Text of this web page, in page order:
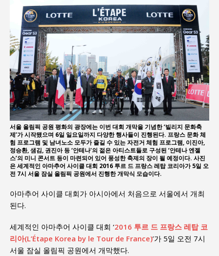
서울 올림픽 공원 평화의 광장에는 이번 대회 개막을 기념한 ‘빌리지 문화축
제’가 시작됐으며 6일 일요일까지 다양한 행사들이 진행된다. 프랑스 문화 체
험 프로그램 및 남녀노소 모두가 즐길 수 있는 자전거 체험 프로그램, 이진아,
정승환, 샘김, 권진아 등 ‘안테나’의 젊은 아티스트들로 구성된 ‘안테나 엔젤
스’의 미니 콘서트 등이 마련되어 있어 풍성한 축제의 장이 될 예정이다. 사진
은 세계적인 아마추어 사이클 대회 2016 투르 드 프랑스 레탑 코리아가 5일 오
전 7시 서울 잠실 올림픽 공원에서 진행한 개막식 모습이다.
아마추어 사이클 대회가 아시아에서 처음으로 서울에서 개최
된다.
세계적인 아마추어 사이클 대회 ‘2016 투르 드 프랑스 레탑 코
리아(L’Étape Korea by le Tour de France)’가 5일 오전 7시
서울 잠실 올림픽 공원에서 개막했다.